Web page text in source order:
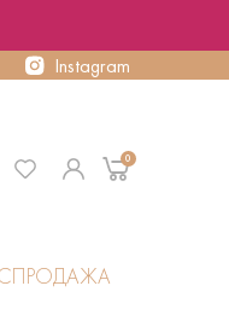
Instagram
0